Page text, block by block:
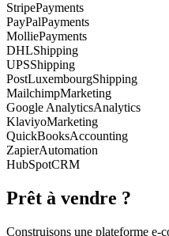
StripePayments
PayPalPayments
MolliePayments
DHLShipping
UPSShipping
PostLuxembourgShipping
MailchimpMarketing
Google AnalyticsAnalytics
KlaviyoMarketing
QuickBooksAccounting
ZapierAutomation
HubSpotCRM
Prêt à vendre ?
Construisons une plateforme e-